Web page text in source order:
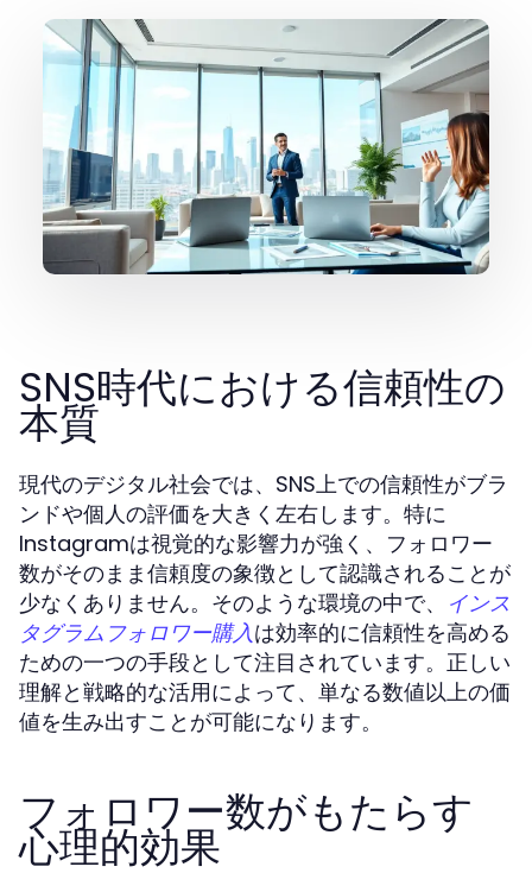
SNS時代における信頼性の
本質
現代のデジタル社会では、SNS上での信頼性がブラ
ンドや個人の評価を大きく左右します。特に
Instagramは視覚的な影響力が強く、フォロワー
数がそのまま信頼度の象徴として認識されることが
少なくありません。そのような環境の中で、
インス
タグラムフォロワー購入は効率的に信頼性を高める
ための一つの手段として注目されています。正しい
理解と戦略的な活用によって、単なる数値以上の価
値を生み出すことが可能になります。
フォロワー数がもたらす
心理的効果